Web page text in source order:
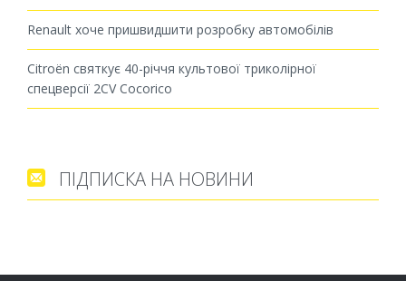
Renault хоче пришвидшити розробку автомобілів
Citroën святкує 40-річчя культової триколірної
спецверсії 2CV Cocorico
 ПІДПИСКА НА НОВИНИ